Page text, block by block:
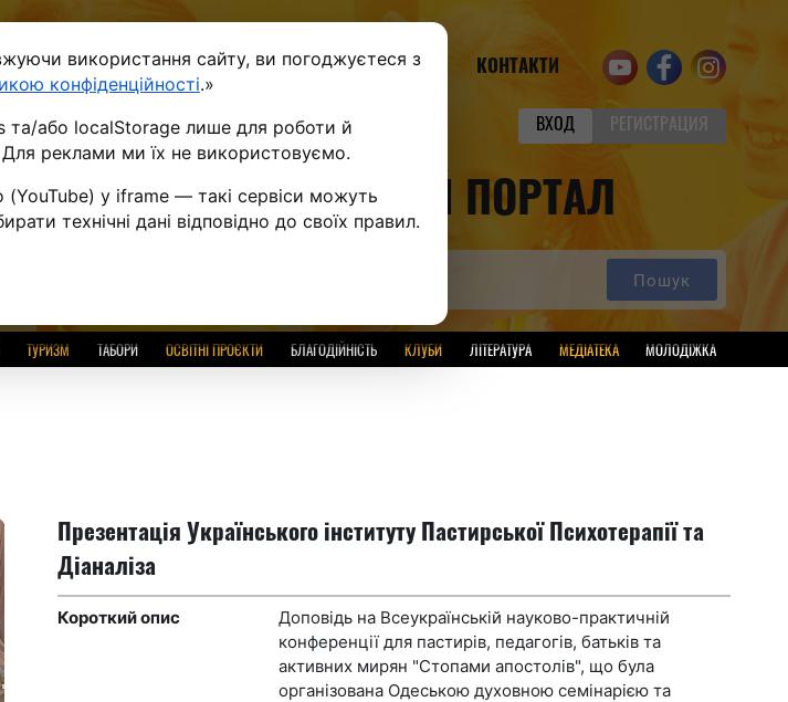
використання сайту, ви погоджуєтеся з
конфіденційності.»
або localStorage лише для роботи й
Для реклами ми їх не використовуємо.
(YouTube) у iframe — такі сервіси можуть
технічні дані відповідно до своїх правил.
СТАТТІ ДОПОМОГА ПІДПИСКА КОНТАКТИ
ВХОД РЕГИСТРАЦИЯ
ОСВІТНІЙ ПОРТАЛ
Пошук
ТУРИЗМ ТАБОРИ ОСВІТНІ ПРОЄКТИ БЛАГОДІЙНІСТЬ КЛУБИ ЛІТЕРАТУРА МЕДІАТЕКА МОЛОДІЖКА
Презентація Українського інституту Пастирської Психотерапії та
Діаналіза
Короткий опис
Доповідь на Всеукраїнській науково-практичній
конференції для пастирів, педагогів, батьків та
активних мирян "Стопами апостолів", що була
організована Одеською духовною семінарією та